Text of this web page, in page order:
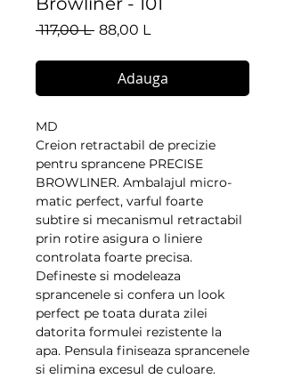
117,00 L Preț
88,00 L
Adauga
MD
Creion retractabil de precizie
pentru sprancene PRECISE
BROWLINER. Ambalajul micro-
matic perfect, varful foarte
subtire si mecanismul retractabil
prin rotire asigura o liniere
controlata foarte precisa.
Defineste si modeleaza
sprancenele si confera un look
perfect pe toata durata zilei
datorita formulei rezistente la
apa. Pensula finiseaza sprancenele
si elimina excesul de culoare.